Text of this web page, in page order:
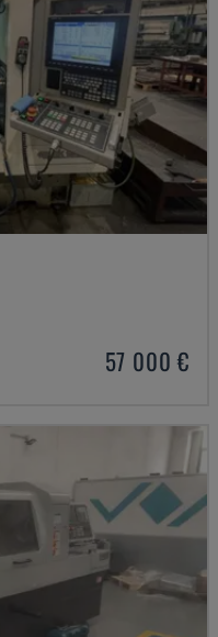
57 000 €